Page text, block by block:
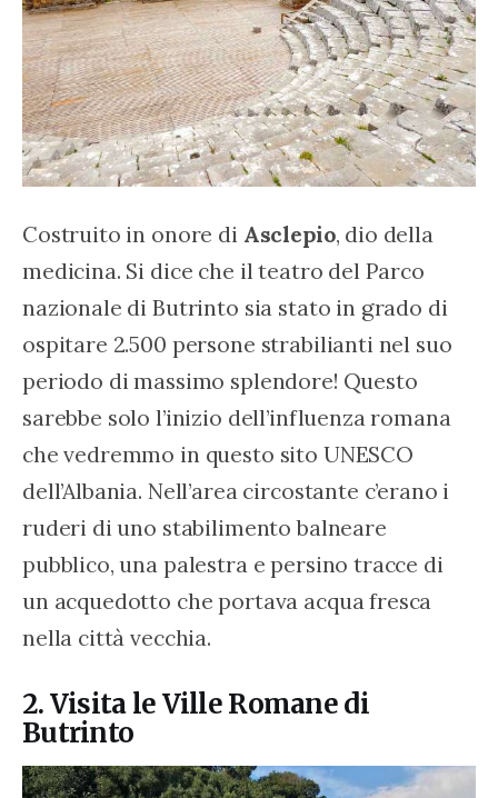
Costruito in onore di Asclepio, dio della
medicina. Si dice che il teatro del Parco
nazionale di Butrinto sia stato in grado di
ospitare 2.500 persone strabilianti nel suo
periodo di massimo splendore! Questo
sarebbe solo l’inizio dell’influenza romana
che vedremmo in questo sito UNESCO
dell’Albania. Nell’area circostante c’erano i
ruderi di uno stabilimento balneare
pubblico, una palestra e persino tracce di
un acquedotto che portava acqua fresca
nella città vecchia.
2. Visita le Ville Romane di
Butrinto